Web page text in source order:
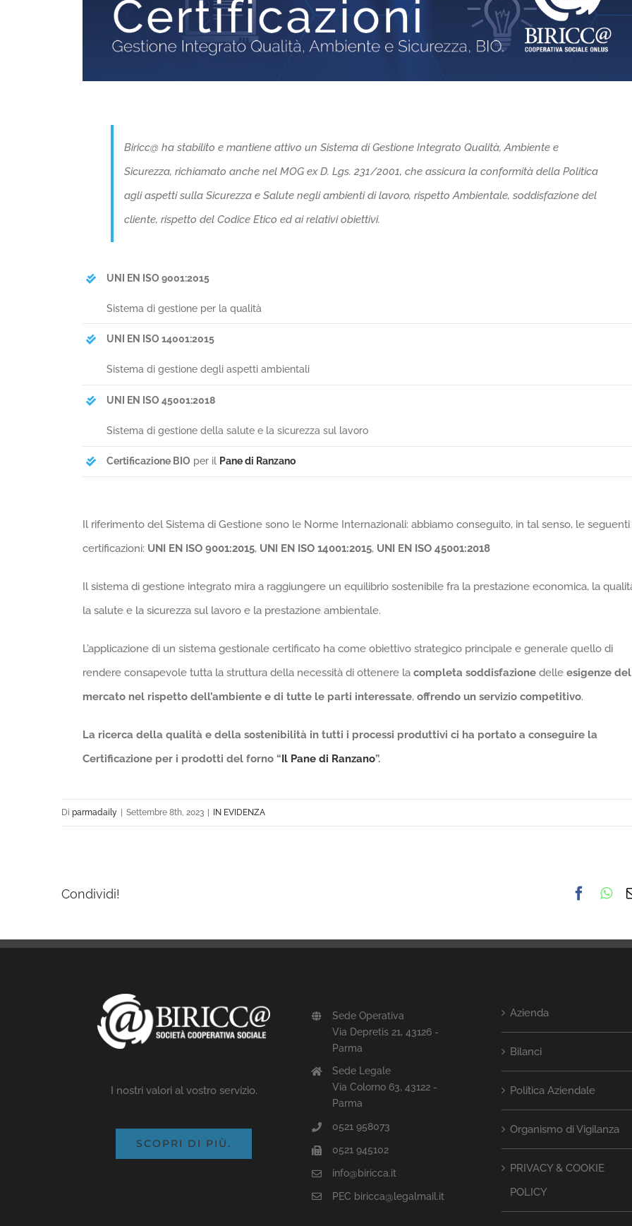
Biricc@ ha stabilito e mantiene attivo un Sistema di Gestione Integrato Qualità, Ambiente e
Sicurezza, richiamato anche nel MOG ex D. Lgs. 231/2001, che assicura la conformità della Politica
agli aspetti sulla Sicurezza e Salute negli ambienti di lavoro, rispetto Ambientale, soddisfazione del
cliente, rispetto del Codice Etico ed ai relativi obiettivi.
UNI EN ISO 9001:2015
Sistema di gestione per la qualità
UNI EN ISO 14001:2015
Sistema di gestione degli aspetti ambientali
UNI EN ISO 45001:2018
Sistema di gestione della salute e la sicurezza sul lavoro
Certificazione BIO per il Pane di Ranzano
Il riferimento del Sistema di Gestione sono le Norme Internazionali: abbiamo conseguito, in tal senso, le seguenti
certificazioni: UNI EN ISO 9001:2015, UNI EN ISO 14001:2015, UNI EN ISO 45001:2018
Il sistema di gestione integrato mira a raggiungere un equilibrio sostenibile fra la prestazione economica, la
la salute e la sicurezza sul lavoro e la prestazione ambientale.
L’applicazione di un sistema gestionale certificato ha come obiettivo strategico principale e generale quello di
rendere consapevole tutta la struttura della necessità di ottenere la completa soddisfazione delle esigenze del
mercato nel rispetto dell’ambiente e di tutte le parti interessate, offrendo un servizio competitivo.
La ricerca della qualità e della sostenibilità in tutti i processi produttivi ci ha portato a conseguire la
Certificazione per i prodotti del forno “Il Pane di Ranzano”.
Di parmadaily Settembre 8th, 2023 IN EVIDENZA
Condividi!
I nostri valori al vostro servizio.
SCOPRI DI PIÙ.
Sede Operativa
Via Depretis 21, 43126 -
Parma
Sede Legale
Via Colorno 63, 43122 -
Parma
0521 958073
0521 945102
info@biricca.it
PEC biricca@legalmail.it
Azienda
Bilanci
Politica Aziendale
Organismo di Vigilanza
PRIVACY & COOKIE
POLICY